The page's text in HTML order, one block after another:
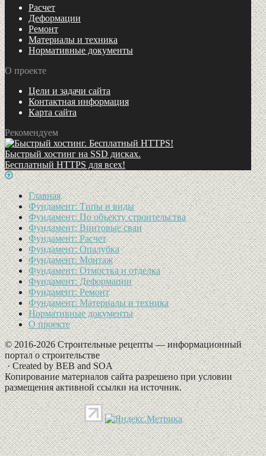
Расчет
Деформации
Ремонт
Материалы и техника
Нормативные документы
О проекте
Цели и задачи сайта
Контактная информация
Карта сайта
Рекомендуем
Быстрый хостинг на SSD дисках.
Бесплатный HTTPS для всех!
Главная
Фундамент: Типы и виды
Фундамент: По объекту строительства
Фундамент: Винтовые сваи
Фундамент: Расчет
Фундамент: Опалубка
Фундамент: Монтаж
Фундамент: Отмостка и отделка
Фундамент: Деформации
Фундамент: Ремонт
Фундамент: Материалы и техника
Нормативные документы
О проекте
© 2016-2026 Строительные рецепты — информационный
портал о строительстве
· Created by BEB and SOA
Копирование материалов сайта разрешено при условии
размещения активной ссылки на источник.